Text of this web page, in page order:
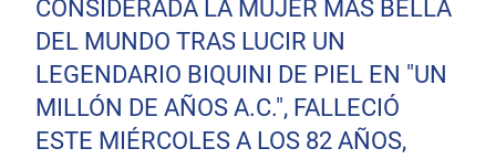
CONSIDERADA LA MUJER MÁS BELLA
DEL MUNDO TRAS LUCIR UN
LEGENDARIO BIQUINI DE PIEL EN "UN
MILLÓN DE AÑOS A.C.", FALLECIÓ
ESTE MIÉRCOLES A LOS 82 AÑOS,